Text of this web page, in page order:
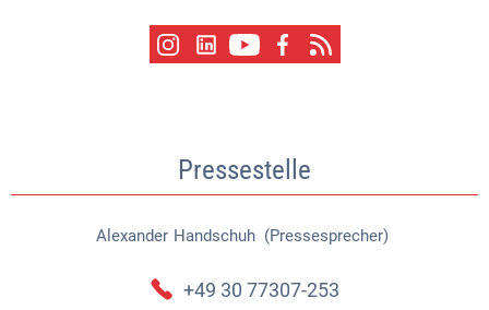
Pressestelle
Alexander Handschuh (Pressesprecher)
Alexander Handschuh
+49 30 77307-253